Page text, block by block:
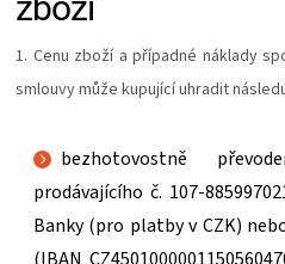
1. Cenu zboží a případné náklady
smlouvy může kupující uhradit
bezhotovostně
prodávajícího č. 107-
Banky (pro platby v CZK)
(IBAN